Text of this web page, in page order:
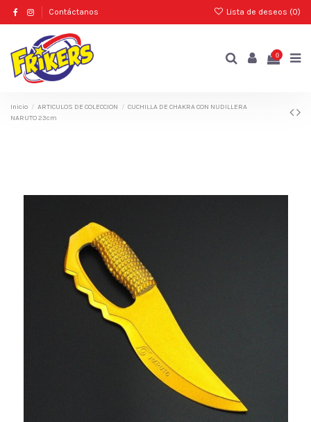
Contáctanos Lista de deseos (0)
0
Inicio ARTICULOS DE COLECCION
CUCHILLA DE CHAKRA CON NUDILLERA
NARUTO 23cm